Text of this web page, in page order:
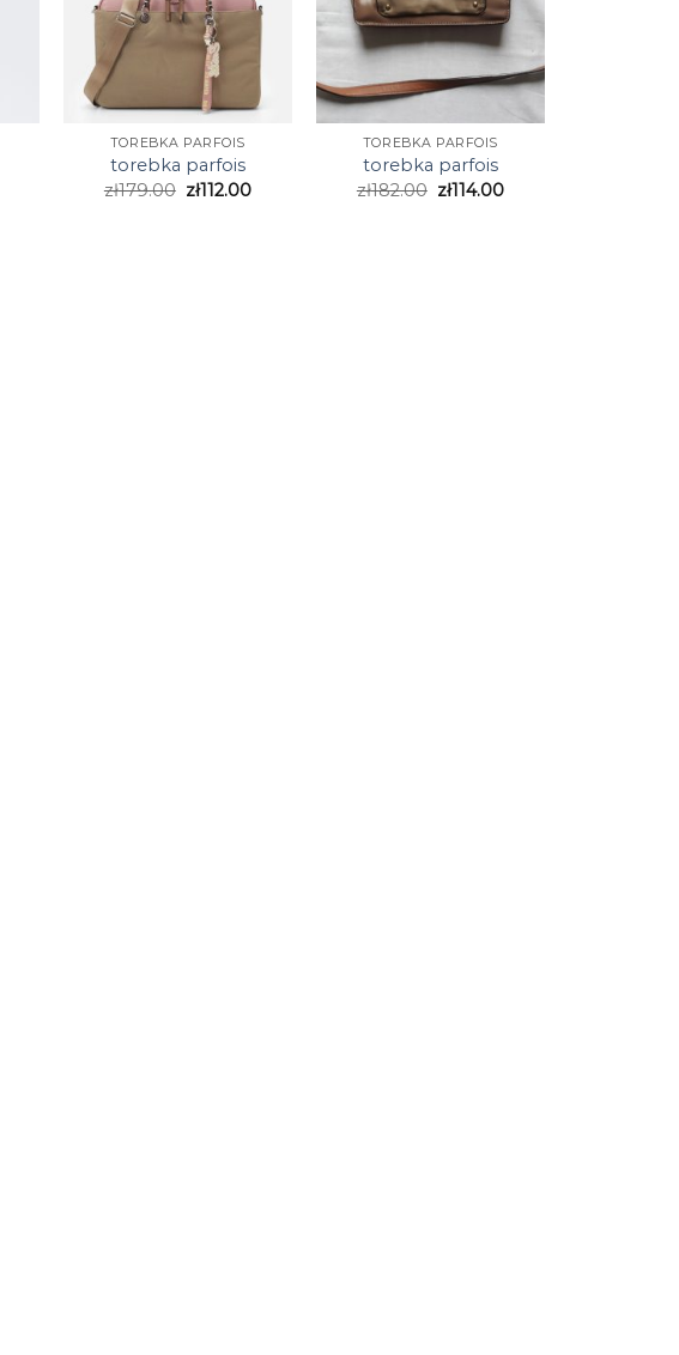
TOREBKA PARFOIS
torebka parfois
zł179.00 zł112.00
TOREBKA PARFOIS
torebka parfois
zł182.00 zł114.00